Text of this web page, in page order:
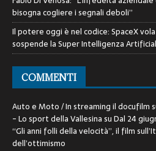
bisogna cogliere i segnali deboli”
Il potere oggi è nel codice: SpaceX
sospende la Super Intelligenza
COMMENTI
Auto e Moto / In streaming il docufilm
- Lo sport della VallesinasuDal 24
“Gli anni folli della velocità”, il film
dell’ottimismo